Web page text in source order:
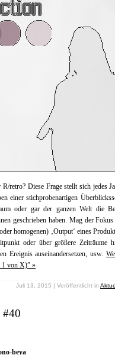
retro? Diese Frage stellt sich jedes
einer stichprobenartigen
oder gar der ganzen Welt die
geschrieben haben. Mag der
homogenen) ‚Output‘ eines
oder über größere Zeiträume
Ereignis auseinandersetzen, usw.
1 von X)” »
Juli 13, 2015 | Veröffentlicht in
#40
beya